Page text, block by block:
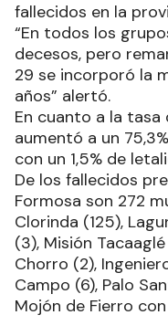
fallecidos en la
“En todos los
decesos, pero
29 se incorporó la
años” alertó.
En cuanto a la
aumentó a un
con un 1,5% de
De los fallecidos
Formosa son 272
Clorinda (125),
(3), Misión
Chorro (2),
Campo (6), Palo
Mojón de Fierro